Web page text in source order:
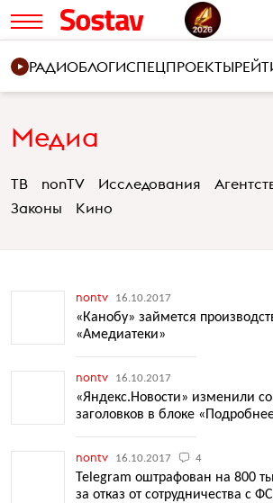
РАДИОБЛОГИСПЕЦПРОЕКТЫ
Медиа
ТВ nonTV Исследования
Законы
Кино
nontv 16.10.2017
«Канобу» займется
«Амедиатеки»
nontv 16.10.2017
«Яндекс.Новости» изменили
заголовков в блоке
nontv 16.10.2017 4
Telegram оштрафован на 800
за отказ от сотрудничества с